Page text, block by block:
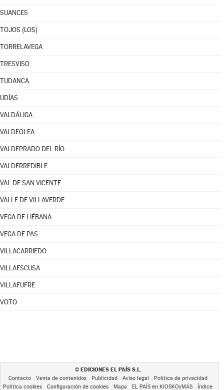
SUANCES
TOJOS (LOS)
TORRELAVEGA
TRESVISO
TUDANCA
UDÍAS
VALDÁLIGA
VALDEOLEA
VALDEPRADO DEL RÍO
VALDERREDIBLE
VAL DE SAN VICENTE
VALLE DE VILLAVERDE
VEGA DE LIÉBANA
VEGA DE PAS
VILLACARRIEDO
VILLAESCUSA
VILLAFUFRE
VOTO
© EDICIONES EL PAÍS S.L.
Contacto Venta de contenidos Publicidad Aviso legal
Política de privacidad
Política cookies
Configuración de cookies Mapa EL PAÍS en KIOSKOyMÁS Índice